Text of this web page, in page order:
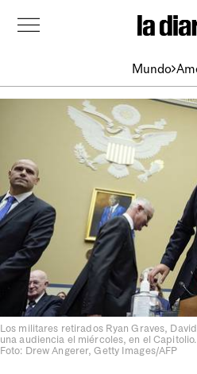
Mundo
Los militares retirados Ryan Graves,
una audiencia el miércoles, en el Capitolio.
Foto: Drew Angerer, Getty Images/AFP